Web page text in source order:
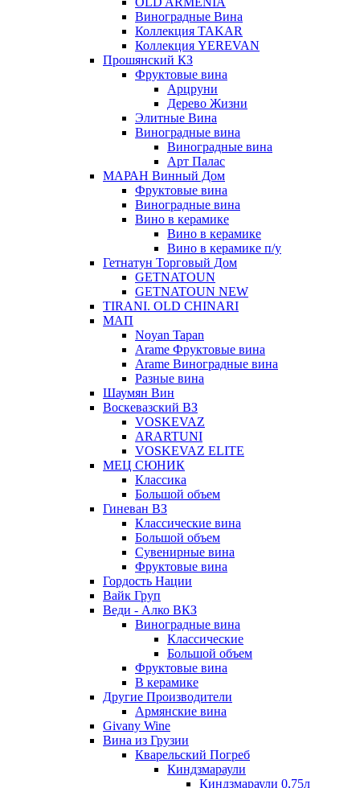
Виноградные Вина
Коллекция TAKAR
Коллекция YEREVAN
Прошянский КЗ
Фруктовые вина
Арцруни
Дерево Жизни
Элитные Вина
Виноградные вина
Виноградные вина
Арт Палас
МАРАН Винный Дом
Фруктовые вина
Виноградные вина
Вино в керамике
Вино в керамике
Вино в керамике п/у
Гетнатун Торговый Дом
GETNATOUN
GETNATOUN NEW
TIRANI. OLD CHINARI
МАП
Noyan Tapan
Arame Фруктовые вина
Arame Виноградные вина
Разные вина
Шаумян Вин
Воскевазский ВЗ
VOSKEVAZ
ARARTUNI
VOSKEVAZ ELITE
МЕЦ СЮНИК
Классика
Большой объем
Гиневан ВЗ
Классические вина
Большой объем
Сувенирные вина
Фруктовые вина
Гордость Нации
Вайк Груп
Веди - Алко ВКЗ
Виноградные вина
Классические
Большой объем
Фруктовые вина
В керамике
Другие Производители
Армянские вина
Givany Wine
Вина из Грузии
Кварельский Погреб
Киндзмараули
Киндзмараули 0,75л